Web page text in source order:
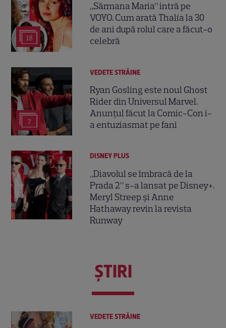
18
„Sărmana Maria” intră pe
VOYO. Cum arată Thalía la 30
de ani după rolul care a făcut-o
celebră
7
VEDETE STRĂINE
Ryan Gosling este noul Ghost
Rider din Universul Marvel.
Anunțul făcut la Comic-Con i-
a entuziasmat pe fani
DISNEY PLUS
„Diavolul se îmbracă de la
Prada 2” s-a lansat pe Disney+.
Meryl Streep și Anne
Hathaway revin la revista
Runway
ŞTIRI
VEDETE STRĂINE